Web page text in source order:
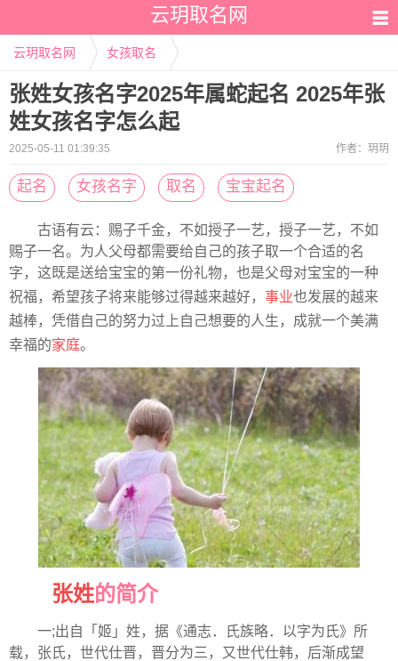
云玥取名网
云玥取名网 女孩取名
张姓女孩名字2025年属蛇起名 2025年张
姓女孩名字怎么起
2025-05-11 01:39:35 作者： 玥玥
起名 女孩名字 取名 宝宝起名
古语有云：赐子千金，不如授子一艺，授子一艺，不如
赐子一名。为人父母都需要给自己的孩子取一个合适的名
字，这既是送给宝宝的第一份礼物，也是父母对宝宝的一种
祝福，希望孩子将来能够过得越来越好， 事业也发展的越来
越棒，凭借自己的努力过上自己想要的人生，成就一个美满
幸福的家庭。
张姓的简介
一;出自「姬」姓，据《通志．氏族略．以字为氏》所
载，张氏，世代仕晋，晋分为三，又世代仕韩，后渐成望